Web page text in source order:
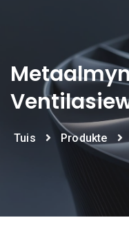
Tuis Produkte